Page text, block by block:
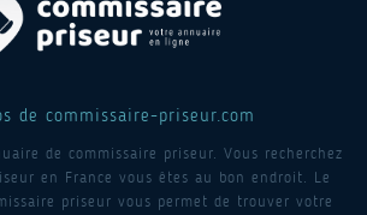
de commissaire-priseur.com
de commissaire priseur. Vous recherchez
en France vous êtes au bon endroit. Le
priseur vous permet de trouver votre